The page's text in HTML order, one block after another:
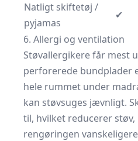
Natligt skiftetøj /
pyjamas
✔
6. Allergi og ventilation
Støvallergikere får mest
perforerede bundplader
hele rummet under
kan støvsuges jævnligt.
til, hvilket reducerer
rengøringen